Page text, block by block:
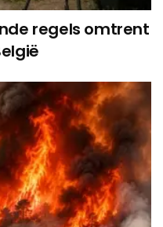
regels omtrent